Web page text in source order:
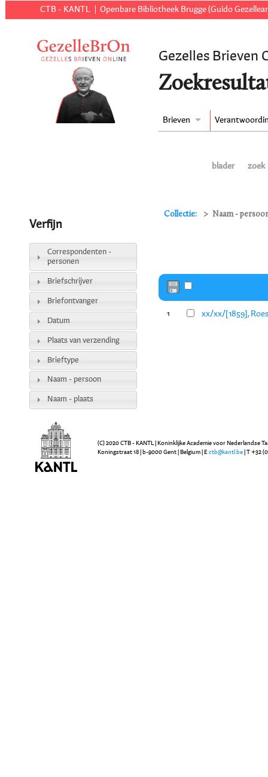
CTB - KANTL Openbare Bibliotheek Brugge (Guido
Gezelles Brieven
Brieven
blader zoek
Collectie: Naam -
1 xx/xx/[1859],
Verfijn
Correspondenten -
personen
Briefschrijver
Briefontvanger
Datum
Plaats van verzending
Brieftype
Naam - persoon
Naam - plaats
(C) 2020 CTB - KANTL | Koninklijke Academie voor Nederlandse
Koningstraat 18 | b-9000 Gent | Belgium | E ctb@kantl.be | T +32